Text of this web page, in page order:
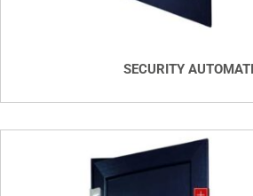
SECURITY